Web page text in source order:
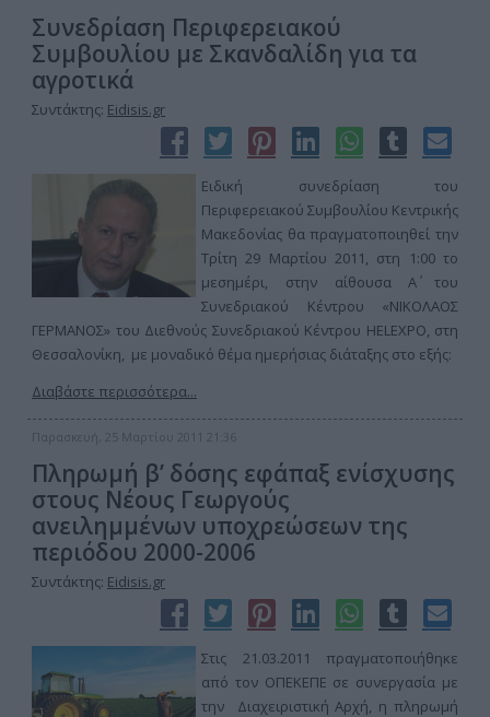
Συνεδρίαση Περιφερειακού
Συμβουλίου με Σκανδαλίδη για τα
αγροτικά
Συντάκτης: Eidisis.gr
Ειδική συνεδρίαση του
Περιφερειακού Συμβουλίου Κεντρικής
Μακεδονίας θα πραγματοποιηθεί την
Τρίτη 29 Μαρτίου 2011, στη 1:00 το
μεσημέρι, στην αίθουσα Α΄ του
Συνεδριακού Κέντρου «ΝΙΚΟΛΑΟΣ
ΓΕΡΜΑΝΟΣ» του Διεθνούς Συνεδριακού Κέντρου HELEXPO, στη
Θεσσαλονίκη, με μοναδικό θέμα ημερήσιας διάταξης στο εξής:
Διαβάστε περισσότερα...
Παρασκευή, 25 Μαρτίου 2011 21:36
Πληρωμή β’ δόσης εφάπαξ ενίσχυσης
στους Νέους Γεωργούς
ανειλημμένων υποχρεώσεων της
περιόδου 2000-2006
Συντάκτης: Eidisis.gr
Στις 21.03.2011 πραγματοποιήθηκε
από τον ΟΠΕΚΕΠΕ σε συνεργασία με
την Διαχειριστική Αρχή, η πληρωμή